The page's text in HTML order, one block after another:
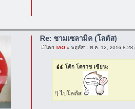
Re: ชามเซลามิค (โลตัส)
โดยTAO » พฤหัสฯ. พ.ค. 12, 2016 8:28
โค้ก โคราช เขียน:
!) ไปโลตัส